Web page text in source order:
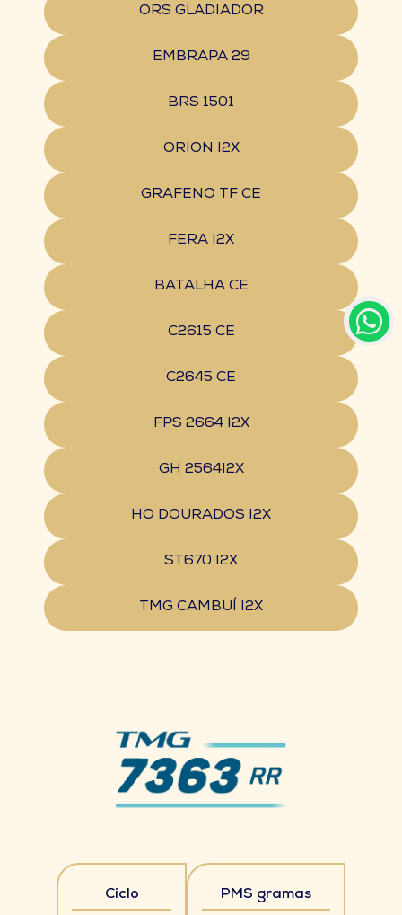
ORS GLADIADOR
EMBRAPA 29
BRS 1501
ORION I2X
GRAFENO TF CE
FERA I2X
BATALHA CE
C2615 CE
C2645 CE
FPS 2664 I2X
GH 2564I2X
HO DOURADOS I2X
ST670 I2X
TMG CAMBUÍ I2X
Ciclo PMS gramas